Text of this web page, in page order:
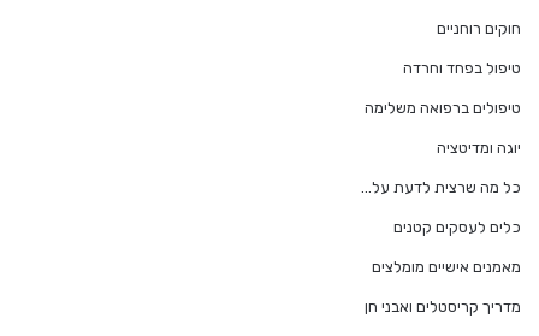
חוקים רוחניים
טיפול בפחד וחרדה
טיפולים ברפואה משלימה
יוגה ומדיטציה
כל מה שרצית לדעת על…
כלים לעסקים קטנים
מאמנים אישיים מומלצים
מדריך קריסטלים ואבני חן